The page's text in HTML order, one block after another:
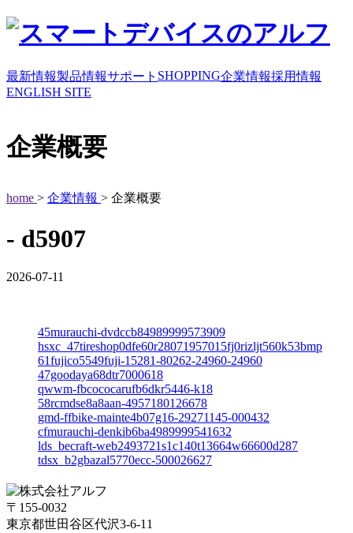
最新情報製品情報サポート SHOPPING企業情報採用情報
ENGLISH SITE
企業概要
home > 企業情報 > 企業概要
- d5907
2026-07-11
45murauchi-dvdccb84989999573909
hsxc_47tireshop0dfe60r28071957015fj0rizljt560k53bmp
61fujico5549fuji-15281-80262-24960-24960
47goodaya68dtr7000618
qwwm-fbcococarufb6dkr5446-k18
58rcmdse8a8aan-4957180126678
gmd-ffbike-mainte4b07g16-29271145-000432
cfmurauchi-denkib6ba4989999541632
lds_becraft-web2493721s1c140t13664w66600d287
tdsx_b2gbazal5770ecc-500026627
〒155-0032
東京都世田谷区代沢3-6-11